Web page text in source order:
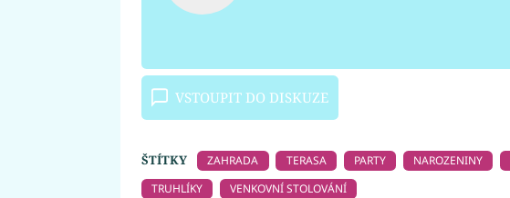
VSTOUPIT DO DISKUZE
ŠTÍTKY ZAHRADA TERASA PARTY NAROZENINY
TRUHLÍKY
VENKOVNÍ STOLOVÁNÍ